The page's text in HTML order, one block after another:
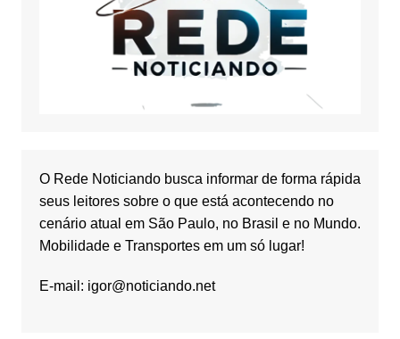
O Rede Noticiando busca informar de forma rápida
seus leitores sobre o que está acontecendo no
cenário atual em São Paulo, no Brasil e no Mundo.
Mobilidade e Transportes em um só lugar!
E-mail: igor@noticiando.net